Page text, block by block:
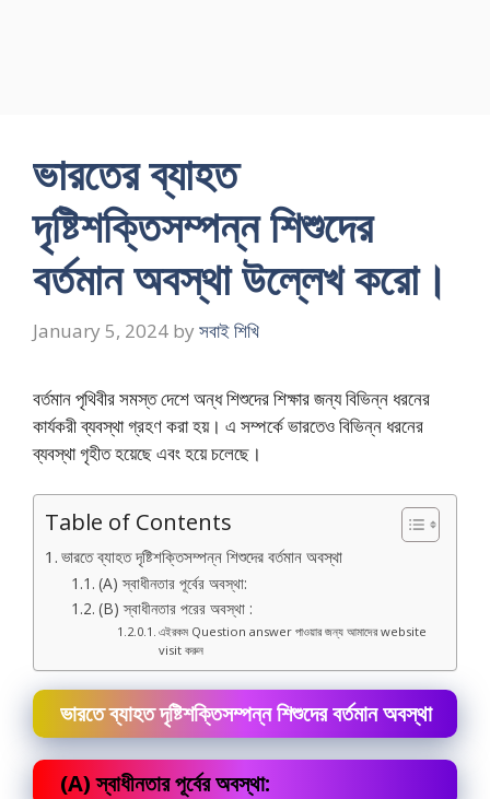
ভারতের ব্যাহত
দৃষ্টিশক্তিসম্পন্ন শিশুদের
বর্তমান অবস্থা উল্লেখ করাে।
January 5, 2024 by সবাই শিখি
বর্তমান পৃথিবীর সমস্ত দেশে অন্ধ শিশুদের শিক্ষার জন্য বিভিন্ন ধরনের
কার্যকরী ব্যবস্থা গ্রহণ করা হয়। এ সম্পর্কে ভারতেও বিভিন্ন ধরনের
ব্যবস্থা গৃহীত হয়েছে এবং হয়ে চলেছে।
Table of Contents
ভারতে ব্যাহত দৃষ্টিশক্তিসম্পন্ন শিশুদের বর্তমান অবস্থা
(A) স্বাধীনতার পূর্বের অবস্থা:
(B) স্বাধীনতার পরের অবস্থা :
এইরকম Question answer পাওয়ার জন্য আমাদের website
visit করুন
ভারতে ব্যাহত দৃষ্টিশক্তিসম্পন্ন শিশুদের বর্তমান অবস্থা
(A) স্বাধীনতার পূর্বের অবস্থা: